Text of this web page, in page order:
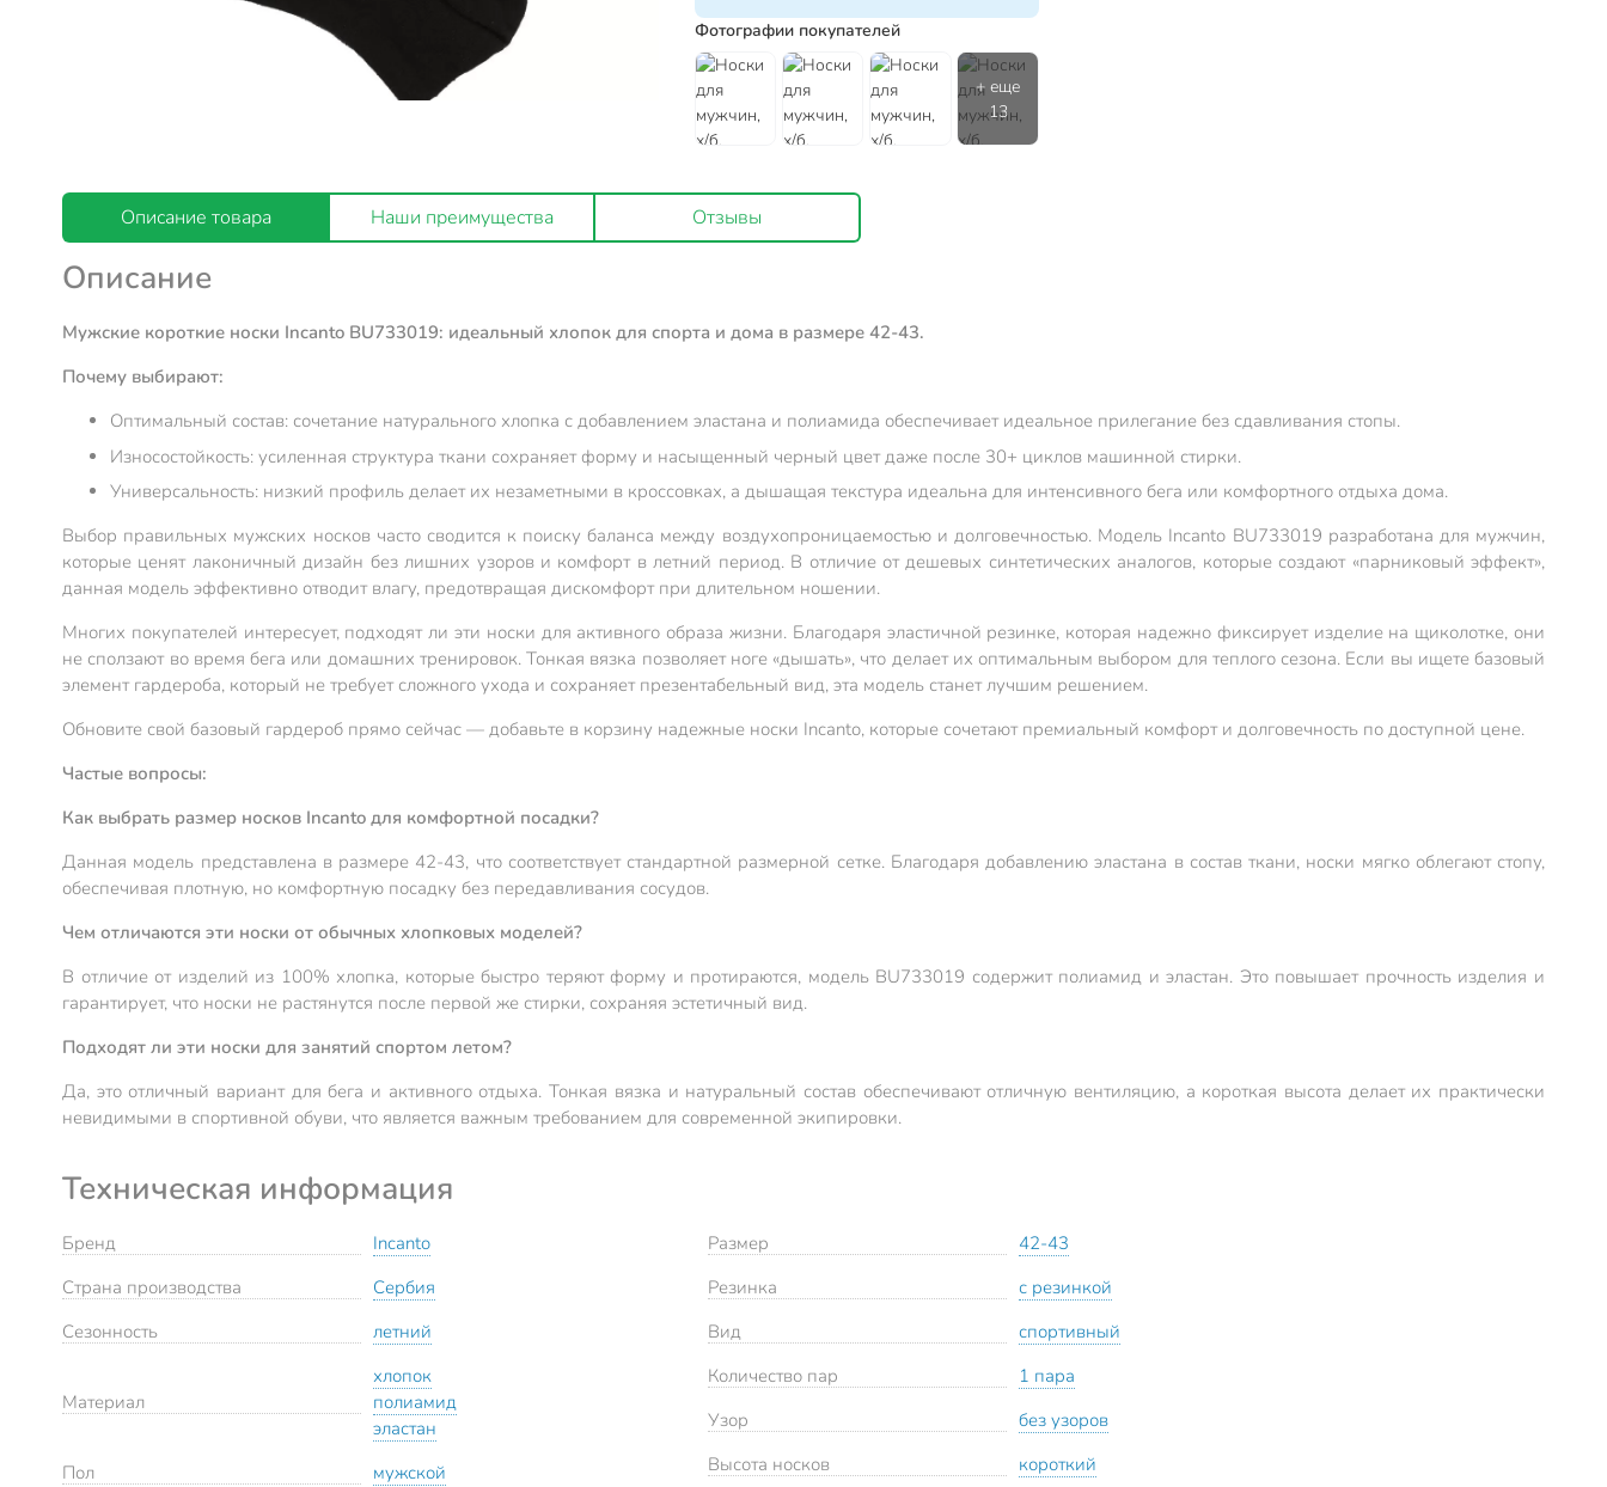
Фотографии покупателей
Описание товара Наши преимущества Отзывы
Описание
Мужские короткие носки Incanto BU733019: идеальный хлопок для спорта и дома в размере 42-43.
Почему выбирают:
Оптимальный состав: сочетание натурального хлопка с добавлением эластана и полиамида обеспечивает идеальное прилегание без сдавливания стопы.
Износостойкость: усиленная структура ткани сохраняет форму и насыщенный черный цвет даже после 30+ циклов машинной стирки.
Универсальность: низкий профиль делает их незаметными в кроссовках, а дышащая текстура идеальна для интенсивного бега или комфортного отдыха дома.
Выбор правильных мужских носков часто сводится к поиску баланса между воздухопроницаемостью и долговечностью. Модель Incanto BU733019 разработана для мужчин,
которые ценят лаконичный дизайн без лишних узоров и комфорт в летний период. В отличие от дешевых синтетических аналогов, которые создают «парниковый эффект»,
данная модель эффективно отводит влагу, предотвращая дискомфорт при длительном ношении.
Многих покупателей интересует, подходят ли эти носки для активного образа жизни. Благодаря эластичной резинке, которая надежно фиксирует изделие на щиколотке, они
не сползают во время бега или домашних тренировок. Тонкая вязка позволяет ноге «дышать», что делает их оптимальным выбором для теплого сезона. Если вы ищете базовый
элемент гардероба, который не требует сложного ухода и сохраняет презентабельный вид, эта модель станет лучшим решением.
Обновите свой базовый гардероб прямо сейчас — добавьте в корзину надежные носки Incanto, которые сочетают премиальный комфорт и долговечность по доступной цене.
Частые вопросы:
Как выбрать размер носков Incanto для комфортной посадки?
Данная модель представлена в размере 42-43, что соответствует стандартной размерной сетке. Благодаря добавлению эластана в состав ткани, носки мягко облегают стопу,
обеспечивая плотную, но комфортную посадку без передавливания сосудов.
Чем отличаются эти носки от обычных хлопковых моделей?
В отличие от изделий из 100% хлопка, которые быстро теряют форму и протираются, модель BU733019 содержит полиамид и эластан. Это повышает прочность изделия и
гарантирует, что носки не растянутся после первой же стирки, сохраняя эстетичный вид.
Подходят ли эти носки для занятий спортом летом?
Да, это отличный вариант для бега и активного отдыха. Тонкая вязка и натуральный состав обеспечивают отличную вентиляцию, а короткая высота делает их практически
невидимыми в спортивной обуви, что является важным требованием для современной экипировки.
Техническая информация
Бренд
Incanto
Страна производства
Сербия
Сезонность
летний
Материал
хлопок
полиамид
эластан
Пол
мужской
Размер
42-43
Резинка
с резинкой
Вид
спортивный
Количество пар
1 пара
Узор
без узоров
Высота носков
короткий